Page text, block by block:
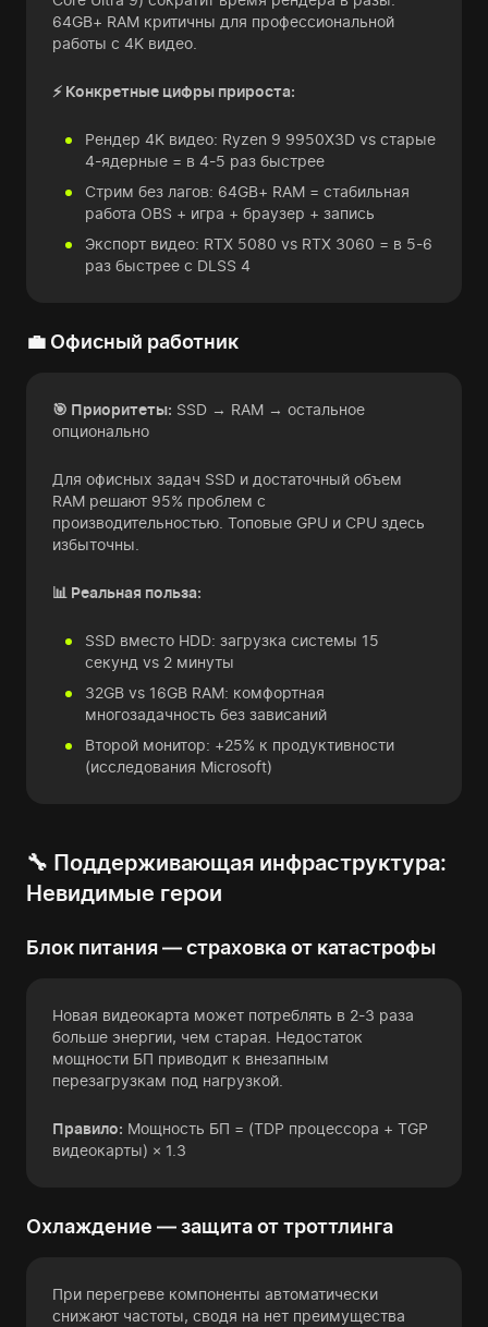
64GB+ RAM критичны для профессиональной
работы с 4K видео.
⚡ Конкретные цифры прироста:
Рендер 4K видео: Ryzen 9 9950X3D vs старые
4-ядерные = в 4-5 раз быстрее
Стрим без лагов: 64GB+ RAM = стабильная
работа OBS + игра + браузер + запись
Экспорт видео: RTX 5080 vs RTX 3060 = в 5-6
раз быстрее с DLSS 4
💼 Офисный работник
🎯 Приоритеты: SSD → RAM → остальное
опционально
Для офисных задач SSD и достаточный объем
RAM решают 95% проблем с
производительностью. Топовые GPU и CPU здесь
избыточны.
📊 Реальная польза:
SSD вместо HDD: загрузка системы 15
секунд vs 2 минуты
32GB vs 16GB RAM: комфортная
многозадачность без зависаний
Второй монитор: +25% к продуктивности
(исследования Microsoft)
🔧 Поддерживающая инфраструктура:
Невидимые герои
Блок питания — страховка от катастрофы
Новая видеокарта может потреблять в 2-3 раза
больше энергии, чем старая. Недостаток
мощности БП приводит к внезапным
перезагрузкам под нагрузкой.
Правило: Мощность БП = (TDP процессора + TGP
видеокарты) × 1.3
Охлаждение — защита от троттлинга
При перегреве компоненты автоматически
снижают частоты, сводя на нет преимущества